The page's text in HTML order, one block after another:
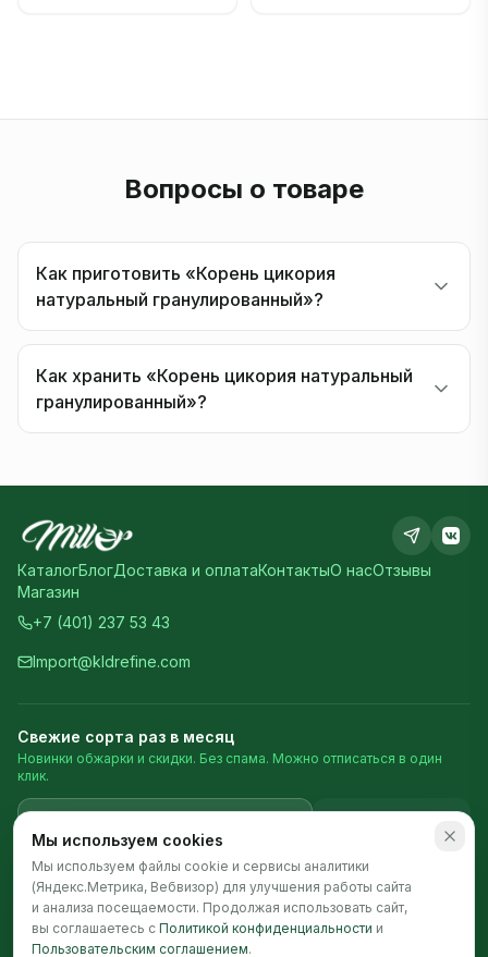
Вопросы о товаре
Как приготовить «Корень цикория
натуральный гранулированный»?
Как хранить «Корень цикория натуральный
гранулированный»?
КаталогБлогДоставка и оплатаКонтактыО насОтзывы
Магазин
+7 (401) 237 53 43
Import@kldrefine.com
Свежие сорта раз в месяц
Новинки обжарки и скидки. Без спама. Можно отписаться в один
клик.
2026Millor Coffee · Пн-Пт 9:00-18:00
Политика конфиденциальностиПользовательское соглашение
Мы используем cookies
Мы используем файлы cookie и сервисы аналитики
(Яндекс.Метрика, Вебвизор) для улучшения работы сайта
и анализа посещаемости. Продолжая использовать сайт,
вы соглашаетесь с Политикой конфиденциальности и
Пользовательским соглашением.